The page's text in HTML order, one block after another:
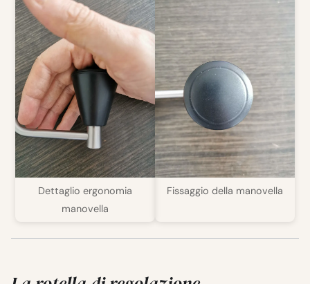
Dettaglio ergonomia
manovella
Fissaggio della manovella